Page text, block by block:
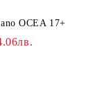
OCEA 17+